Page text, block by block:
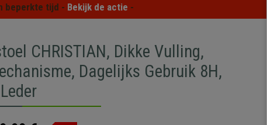
beperkte tijd - Bekijk de actie -
CHRISTIAN, Dikke Vulling,
Dagelijks Gebruik 8H,